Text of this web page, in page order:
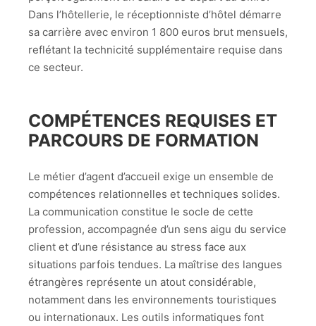
Dans l’hôtellerie, le réceptionniste d’hôtel démarre
sa carrière avec environ 1 800 euros brut mensuels,
reflétant la technicité supplémentaire requise dans
ce secteur.
COMPÉTENCES REQUISES ET
PARCOURS DE FORMATION
Le métier d’agent d’accueil exige un ensemble de
compétences relationnelles et techniques solides.
La communication constitue le socle de cette
profession, accompagnée d’un sens aigu du service
client et d’une résistance au stress face aux
situations parfois tendues. La maîtrise des langues
étrangères représente un atout considérable,
notamment dans les environnements touristiques
ou internationaux. Les outils informatiques font